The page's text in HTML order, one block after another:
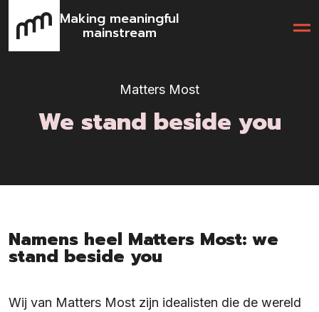
Making meaningful
mainstream
Matters Most
We stand beside you
Namens heel Matters Most: we
stand beside you
Wij van Matters Most zijn idealisten die de wereld